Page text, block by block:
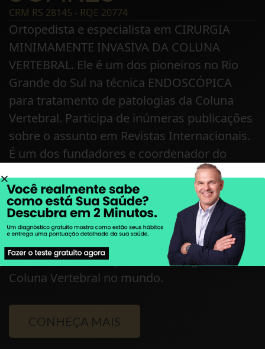
CRM RS 28145 - RQE 20774
Ortopedista e especialista em CIRURGIA
MINIMAMENTE INVASIVA DA COLUNA
VERTEBRAL. Ele é um dos pioneiros no Rio
Grande do Sul na técnica ENDOSCÓPICA
para tratamento de patologias da Coluna
Vertebral. Participa de inúmeras publicações
sobre o assunto em Revistas Internacionais.
É um dos fundadores e coordenador do
EndoColuna, um grupo de especialistas em
Coluna, que promove Educação Continuada
para cirurgiões de coluna que querem
aprender e se aperfeiçoarem na técnica.
Atua há 15 anos e realizou estágios nos
Centros mais Avançados de Cirurgia da
Coluna Vertebral no mundo.
CONHEÇA MAIS